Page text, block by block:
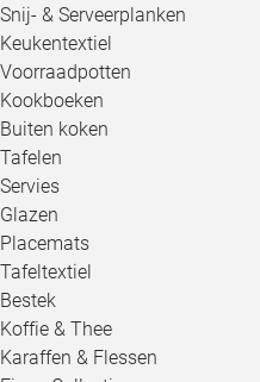
Snij- & Serveerplanken
Keukentextiel
Voorraadpotten
Kookboeken
Buiten koken
Tafelen
Servies
Glazen
Placemats
Tafeltextiel
Bestek
Koffie & Thee
Karaffen & Flessen